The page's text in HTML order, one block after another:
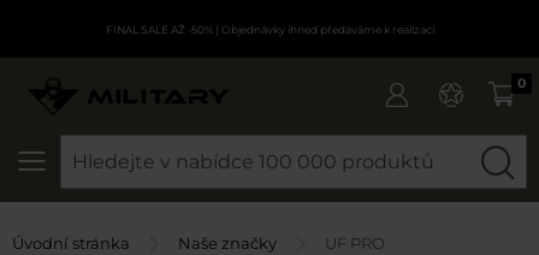
FINAL SALE AŽ -50%| Objednávky ihned předáváme k realizaci
0
Úvodní stránka Naše značky UF PRO